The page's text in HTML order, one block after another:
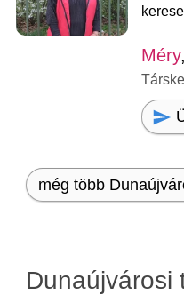
Méry
még több
Dunaújvárosi